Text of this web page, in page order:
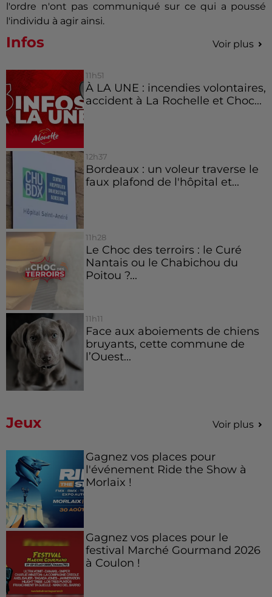
l'ordre n'ont pas communiqué sur ce qui a poussé
l'individu à agir ainsi.
Infos Voir plus
11h51
À LA UNE : incendies volontaires,
accident à La Rochelle et Choc...
12h37
Bordeaux : un voleur traverse le
faux plafond de l'hôpital et...
11h28
Le Choc des terroirs : le Curé
Nantais ou le Chabichou du
Poitou ?...
11h11
Face aux aboiements de chiens
bruyants, cette commune de
l’Ouest...
Jeux Voir plus
Gagnez vos places pour
l'événement Ride the Show à
Morlaix !
Gagnez vos places pour le
festival Marché Gourmand 2026
à Coulon !